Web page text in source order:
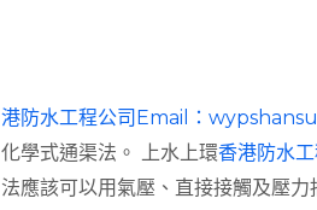
港防水工程公司Email：
化學式通渠法。 上水上環香港防水
法應該可以用氣壓、直接接觸及壓